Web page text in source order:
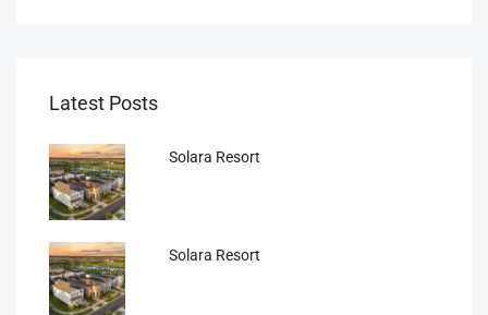
Latest Posts
Solara Resort
Solara Resort